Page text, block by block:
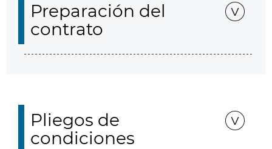
Preparación del
contrato
Pliegos de
condiciones